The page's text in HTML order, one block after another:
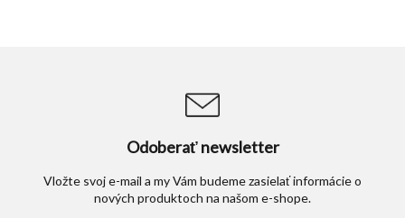
Odoberať newsletter
Vložte svoj e-mail a my Vám budeme zasielať informácie o
nových produktoch na našom e-shope.